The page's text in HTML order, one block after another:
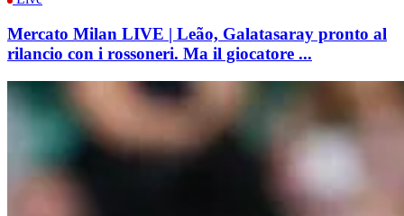
Mercato Milan LIVE | Leão, Galatasaray pronto al
rilancio con i rossoneri. Ma il giocatore ...